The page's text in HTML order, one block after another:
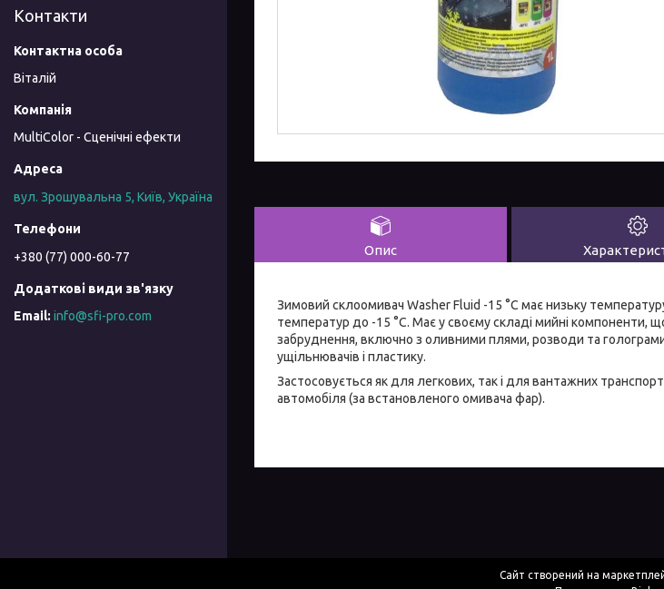
Опис
Зимовий склоомивач Washer Fluid -15 °C має низьку
температур до -15 °C. Має у своєму складі мийні компоненти,
забруднення, включно з оливними плями, розводи та
ущільнювачів і пластику.
Застосовується як для легкових, так і для вантажних
автомобіля (за встановленого омивача фар).
Контакти
Віталій
MultiColor - Сценічні ефекти
вул. Зрошувальна 5, Київ, Україна
+380 (77) 000-60-77
info@sfi-pro.com
Сайт створений на